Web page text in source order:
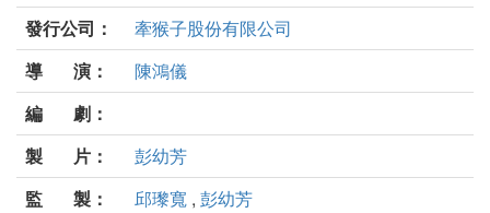
發行公司：
牽猴子股份有限公司
導 演：
陳鴻儀
編 劇：
製 片：
彭幼芳
監 製：
邱瓈寬 , 彭幼芳